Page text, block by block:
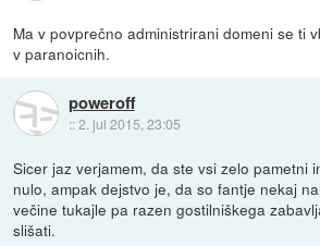
Ma v povprečno administrirani domeni se ti
v paranoicnih.
poweroff
::2. jul 2015, 23:05
Sicer jaz verjamem, da ste vsi zelo pametni
nulo, ampak dejstvo je, da so fantje nekaj
večine tukajle pa razen gostilniškega
slišati.